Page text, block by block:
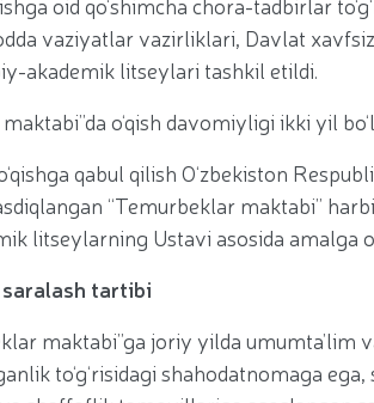
yoshlar bilan uchrashuvi
poytaxtimizdagi manzilli
yashash manzillarida
ayollar uchun tantanali
merosi – milliy gʻurur va
yaqindan tanishdi. //Milliy
tizimida ilm-fan va pedagogik
gvardiya qo‘mondoni general-
xavfsiz muhitni yaratish va jamoat
e’tiborda. // Milliy gvardiya
etib saylandi. // Milliy gvardiya
takomillashtirishga qaratilgan
adabiy-badiiy kecha tashkil
premyerasi bo'lib o'tdi / / Qurolli
o‘tkazildi / / Milliy gvardiya
bilan bayram tabrigi / /
vaziyatlar vazirliklari, Davlat
akademik litseylari tashkil etildi.
o‘qish davomiyligi ikki yil
qabul qilish O‘zbekiston
“Temurbeklar maktabi”
litseylarning Ustavi asosida amalga
saralash tartibi
maktabi”ga joriy yilda
to‘g‘risidagi shahodatnomaga